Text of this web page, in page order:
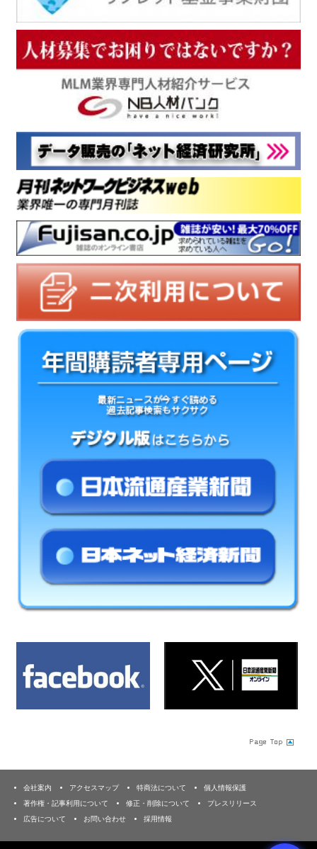
会社案内 アクセスマップ 特商法について
個人情報保護
著作権・記事利用について
修正・削除について
プレスリリース
広告について
お問い合わせ 採用情報